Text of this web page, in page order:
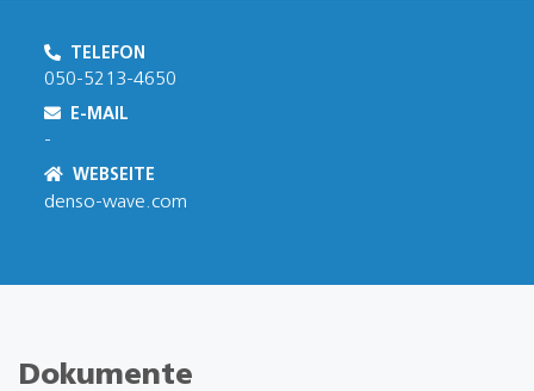
TELEFON
050-5213-4650
E-MAIL
-
WEBSEITE
denso-wave.com
Dokumente